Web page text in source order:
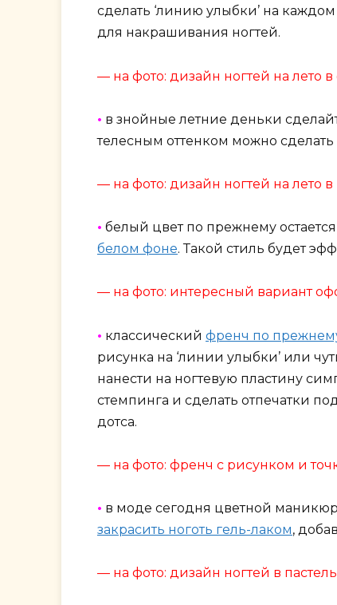
сделать ‘линию улыбки’ на
для накрашивания ногтей.
— на фото: дизайн ногтей на лето
• в знойные летние деньки
телесным оттенком можно
— на фото: дизайн ногтей на лето
• белый цвет по прежнему
белом фоне. Такой стиль будет
— на фото: интересный вариант
• классический френч по
рисунка на ‘линии улыбки’ или
нанести на ногтевую пластину
стемпинга и сделать отпечатки
дотса.
— на фото: френч с рисунком и
• в моде сегодня цветной
закрасить ноготь гель-лаком,
— на фото: дизайн ногтей в